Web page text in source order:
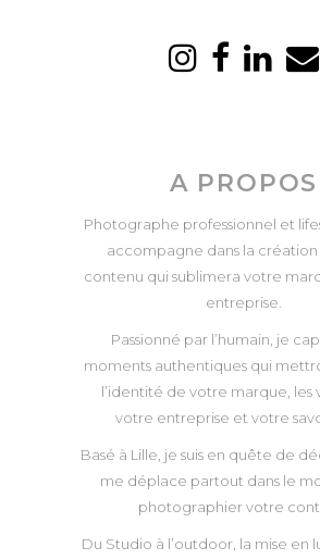
A PROPOS
Photographe professionnel et
accompagne dans la
contenu qui sublimera votre
entreprise.
Passionné par l’humain, je
moments authentiques qui
l’identité de votre marque, les
votre entreprise et votre
Basé à Lille, je suis en quête de
me déplace partout dans le
photographier votre
Du Studio à l’outdoor, la mise en